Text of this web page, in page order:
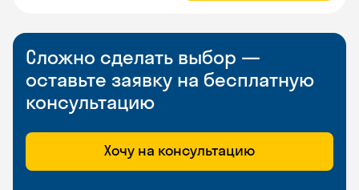
Сложно сделать выбор —
оставьте заявку на бесплатную
консультацию
Хочу на консультацию